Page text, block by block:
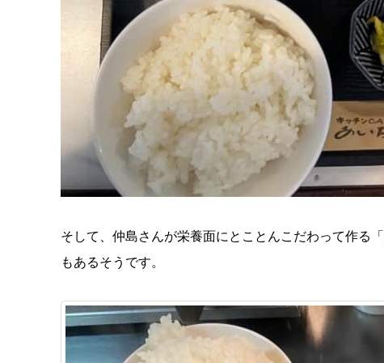
そして、仲島さんが栄養面にとことんこだわって作る「
もあるそうです。